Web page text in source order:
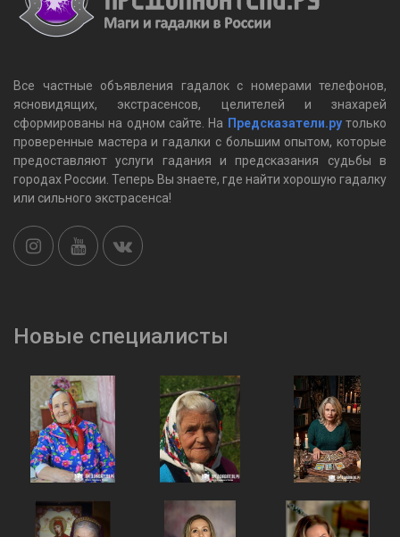
Все частные объявления гадалок c номерами телефонов,
ясновидящих, экстрасенсов, целителей и знахарей
сформированы на одном сайте. На Предсказатели.ру только
проверенные мастера и гадалки с большим опытом, которые
предоставляют услуги гадания и предсказания судьбы в
городах России. Теперь Вы знаете, где найти хорошую гадалку
или сильного экстрасенса!
Новые специалисты